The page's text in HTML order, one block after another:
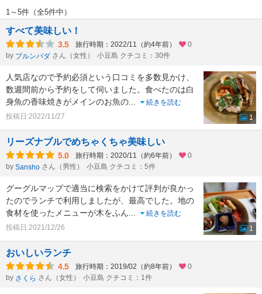
1～5件（全5件中）
すべて美味しい！
3.5 旅行時期：2022/11（約4年前）
0
by プルンパダ さん（女性） 小豆島 クチコミ：30件
人気店なので予約必須という口コミを多数見かけ、
数週間前から予約をして伺いました。食べたのは白
身魚の香味焼きがメインのお魚の...
続きを読む
投稿日:2022/11/27
1
リーズナブルでめちゃくちゃ美味しい
5.0 旅行時期：2020/11（約6年前）
0
by Sansho さん（男性） 小豆島 クチコミ：5件
グーグルマップで適当に検索をかけて評判が良かっ
たのでランチで利用しましたが、最高でした。地の
食材を使ったメニューが木をふん...
続きを読む
投稿日:2021/12/26
1
おいしいランチ
4.5 旅行時期：2019/02（約8年前）
0
by さくら さん（女性） 小豆島 クチコミ：1件